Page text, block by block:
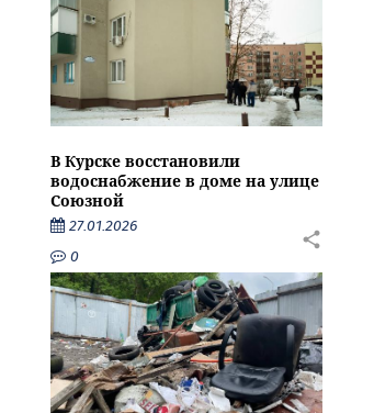
В Курске восстановили
водоснабжение в доме на улице
Союзной
27.01.2026
0